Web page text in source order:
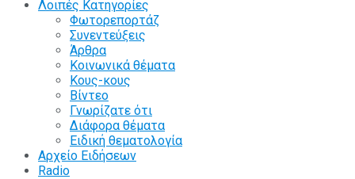
Λοιπές Κατηγορίες
Φωτορεπορτάζ
Συνεντεύξεις
Άρθρα
Κοινωνικά θέματα
Κους-κους
Βίντεο
Γνωρίζατε ότι
Διάφορα θέματα
Ειδική θεματολογία
Αρχείο Ειδήσεων
Radio